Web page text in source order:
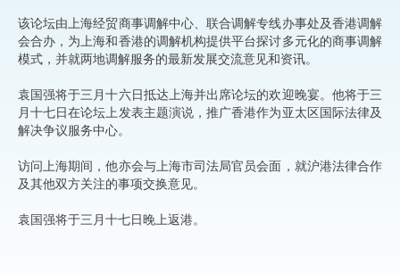
该论坛由上海经贸商事调解中心、联合调解专线办事处及香港调解
会合办，为上海和香港的调解机构提供平台探讨多元化的商事调解
模式，并就两地调解服务的最新发展交流意见和资讯。
袁国强将于三月十六日抵达上海并出席论坛的欢迎晚宴。他将于三
月十七日在论坛上发表主题演说，推广香港作为亚太区国际法律及
解决争议服务中心。
访问上海期间，他亦会与上海市司法局官员会面，就沪港法律合作
及其他双方关注的事项交换意见。
袁国强将于三月十七日晚上返港。